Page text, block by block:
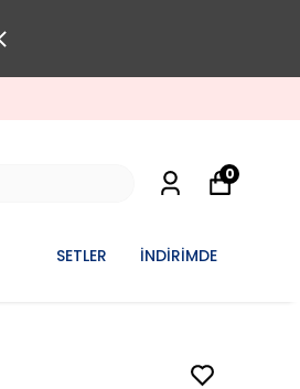
ÜCRETSIZ KARGO + 1250 TL ÜZERI
SETLER İNDİRİMDE
0